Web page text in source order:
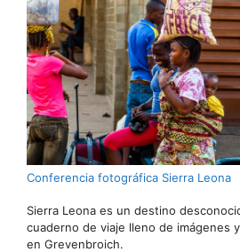
Conferencia fotográfica Sierra Leona
Sierra Leona es un destino
cuaderno de viaje lleno de imágenes
en Grevenbroich.